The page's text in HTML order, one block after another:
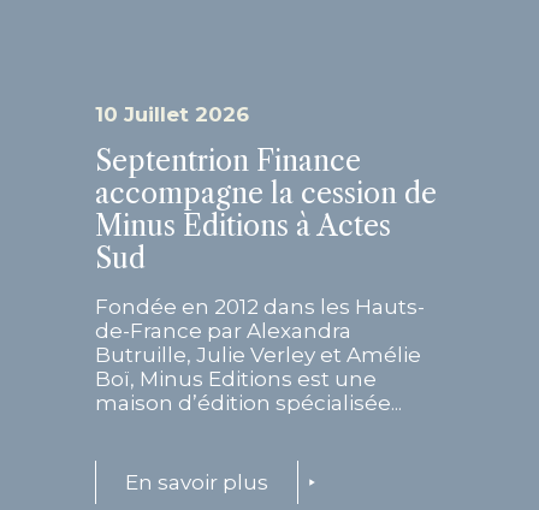
10 Juillet 2026
Septentrion Finance
accompagne la cession de
Minus Editions à Actes
Sud
Fondée en 2012 dans les Hauts-
de-France par Alexandra
Butruille, Julie Verley et Amélie
Boï, Minus Editions est une
maison d’édition spécialisée...
En savoir plus